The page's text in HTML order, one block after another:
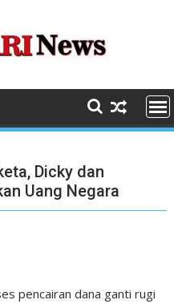
Dicky dan
Uang Negara
pencairan dana ganti rugi